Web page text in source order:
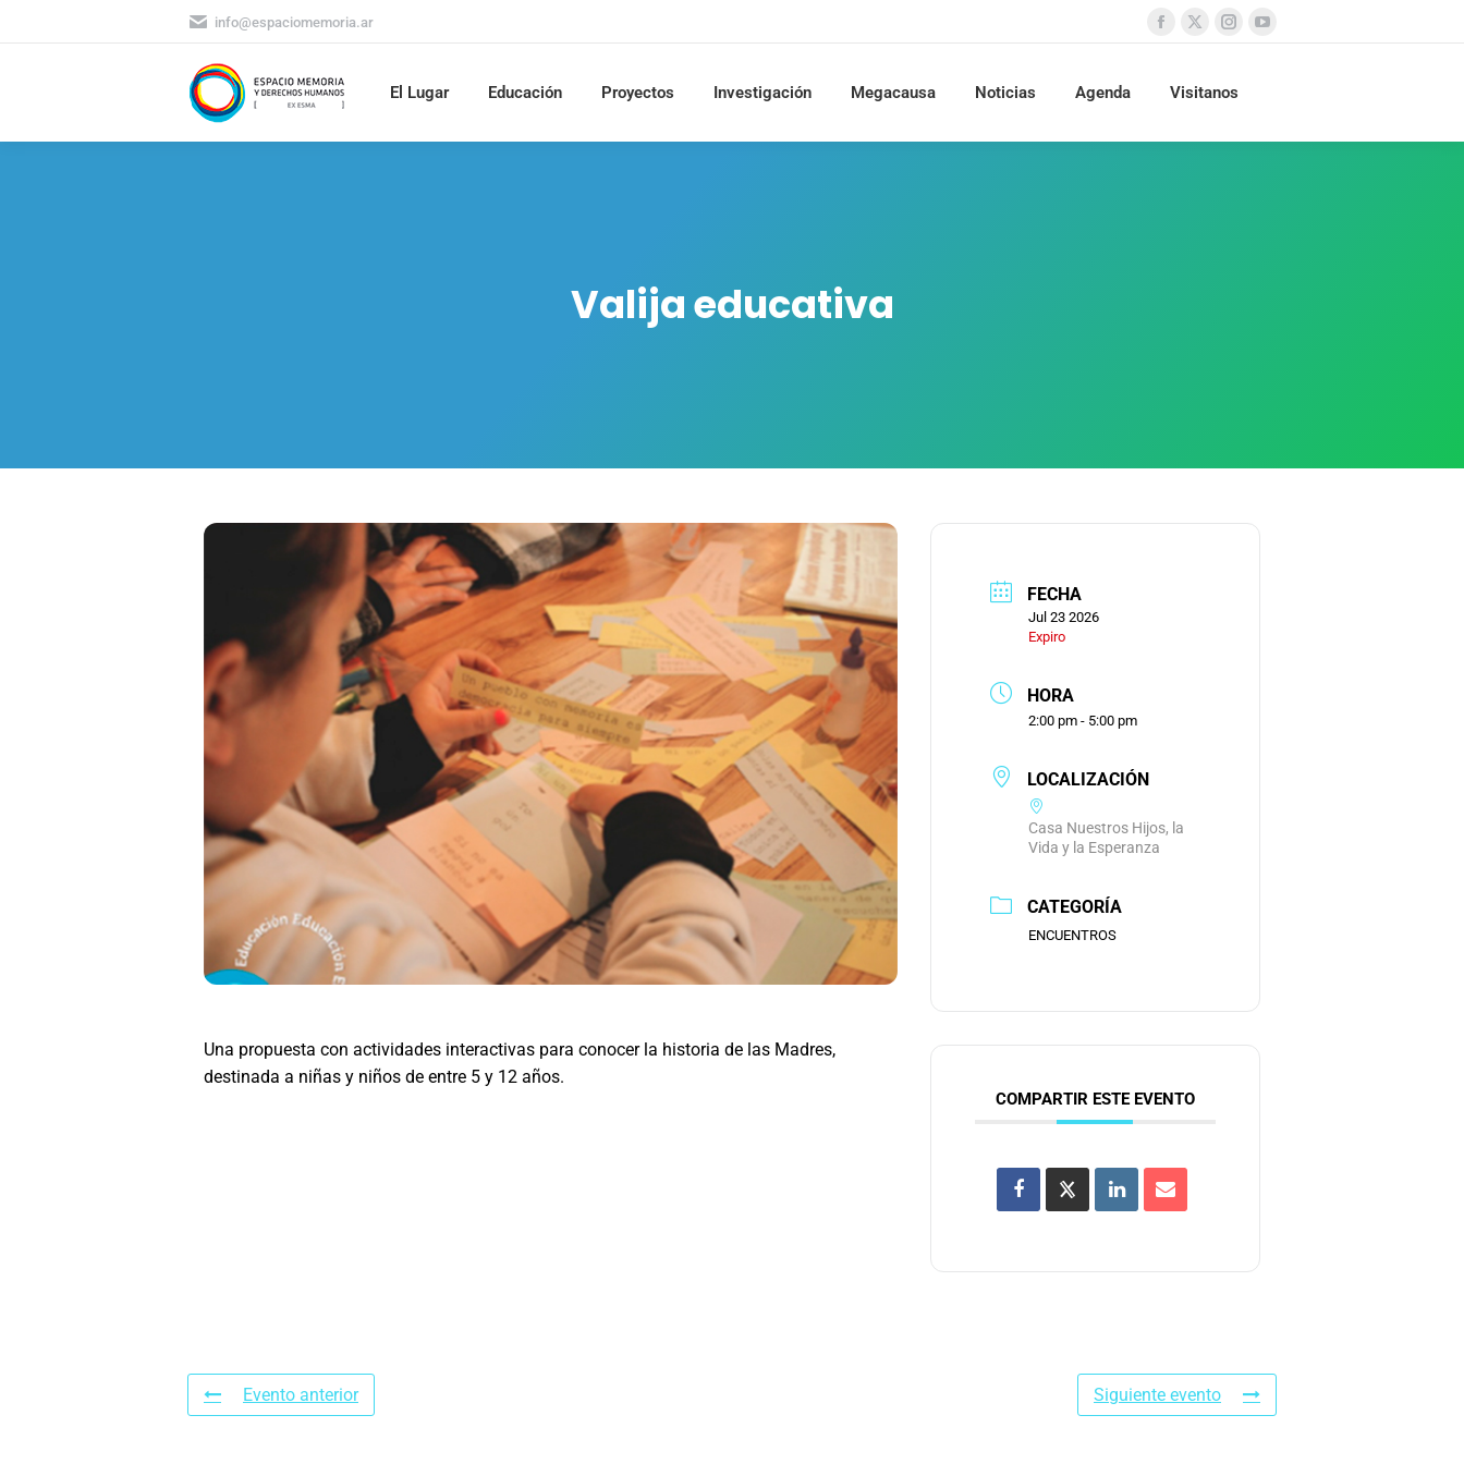
info@espaciomemoria.ar
El Lugar Educación Proyectos Investigación Megacausa Noticias Agenda Visitanos
Valija educativa
Una propuesta con actividades interactivas para conocer la historia de las Madres,
destinada a niñas y niños de entre 5 y 12 años.
FECHA
Jul 23 2026
Expiro
HORA
2:00 pm - 5:00 pm
LOCALIZACIÓN
Casa Nuestros Hijos, la
Vida y la Esperanza
CATEGORÍA
ENCUENTROS
COMPARTIR ESTE EVENTO
Evento anterior Siguiente evento